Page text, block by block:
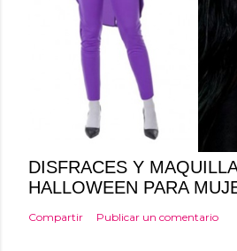
DISFRACES Y
HALLOWEEN PARA
Compartir Publicar un comentario